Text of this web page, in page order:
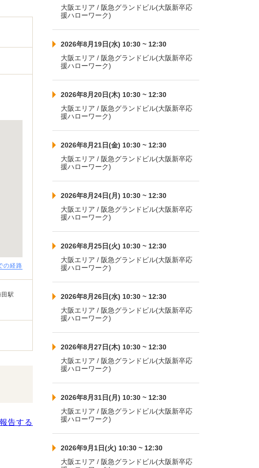
の経路
駅
告する
大阪エリア / 阪急グランドビル(大阪新卒応
援ハローワーク)
2026年8月19日(水) 10:30 ~ 12:30
大阪エリア / 阪急グランドビル(大阪新卒応
援ハローワーク)
2026年8月20日(木) 10:30 ~ 12:30
大阪エリア / 阪急グランドビル(大阪新卒応
援ハローワーク)
2026年8月21日(金) 10:30 ~ 12:30
大阪エリア / 阪急グランドビル(大阪新卒応
援ハローワーク)
2026年8月24日(月) 10:30 ~ 12:30
大阪エリア / 阪急グランドビル(大阪新卒応
援ハローワーク)
2026年8月25日(火) 10:30 ~ 12:30
大阪エリア / 阪急グランドビル(大阪新卒応
援ハローワーク)
2026年8月26日(水) 10:30 ~ 12:30
大阪エリア / 阪急グランドビル(大阪新卒応
援ハローワーク)
2026年8月27日(木) 10:30 ~ 12:30
大阪エリア / 阪急グランドビル(大阪新卒応
援ハローワーク)
2026年8月31日(月) 10:30 ~ 12:30
大阪エリア / 阪急グランドビル(大阪新卒応
援ハローワーク)
2026年9月1日(火) 10:30 ~ 12:30
大阪エリア / 阪急グランドビル(大阪新卒応